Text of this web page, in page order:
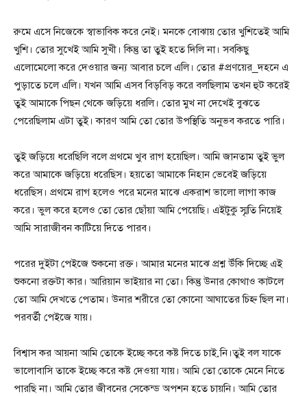
রুমে এসে নিজেকে স্বাভাবিক করে নেই। মনকে বোঝায় তোর খুশিতেই আমি
খুশি। তোর সুখেই আমি সুখী। কিন্তু তা তুই হতে দিলি না। সবকিছু
এলোমেলো করে দেওয়ার জন্য আবার চলে এলি। তোর #প্রণয়ের_দহনে এ
পুড়াতে চলে এলি। যখন আমি এসব বিড়বিড় করে বলছিলাম তখন হুট করেই
তুই আমাকে পিছন থেকে জড়িয়ে ধরলি। তোর মুখ না দেখেই বুঝতে
পেরেছিলাম এটা তুই। কারণ আমি তো তোর উপস্থিতি অনুভব করতে পারি।
তুই জড়িয়ে ধরেছিলি বলে প্রথমে খুব রাগ হয়েছিল। আমি জানতাম তুই ভুল
করে আমাকে জড়িয়ে ধরেছিস। হয়তো আমাকে নিহান ভেবেই জড়িয়ে
ধরেছিস। প্রথমে রাগ হলেও পরে মনের মাঝে একরাশ ভালো লাগা কাজ
করে। ভুল করে হলেও তো তোর ছোঁয়া আমি পেয়েছি। এইটুকু স্মৃতি নিয়েই
আমি সারাজীবন কাটিয়ে দিতে পারব।
পরের দুইটা পেইজে শুকনো রক্ত। আমার মনের মাঝে প্রশ্ন উঁকি দিচ্ছে এই
শুকনো রক্তটা কার। আরিয়ান ভাইয়ার না তো। কিন্তু উনার কোথাও কাটলে
তো আমি দেখতে পেতাম। উনার শরীরে তো কোনো আঘাতের চিহ্ন ছিল না।
পরবর্তী পেইজে যায়।
বিশ্বাস কর আয়না আমি তোকে ইচ্ছে করে কষ্ট দিতে চাই়নি।তুই বল যাকে
ভালোবাসি তাকে ইচ্ছে করে কষ্ট দেওয়া যায়। আমি তো তোকে মেনে নিতে
পারছি না। আমি তোর জীবনের সেকেন্ড অপশন হতে চায়নি। আমি তোর